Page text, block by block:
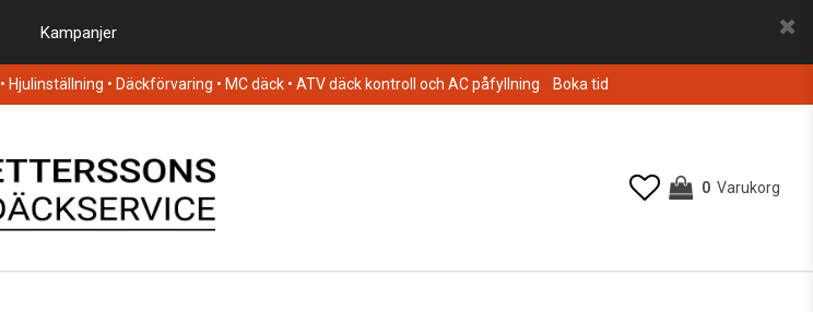
Kampanjer
• Hjulinställning • Däckförvaring • MC däck • ATV däck kontroll och AC påfyllning Boka tid
0 Varukorg